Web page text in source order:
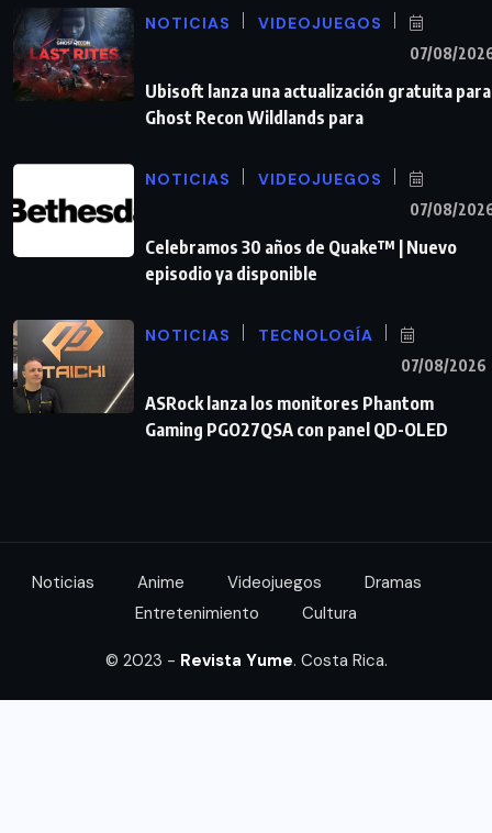
NOTICIAS VIDEOJUEGOS
07/08/
Ubisoft lanza una actualización gratuita para
Ghost Recon Wildlands para
NOTICIAS VIDEOJUEGOS
07/08/
Celebramos 30 años de Quake™ | Nuevo
episodio ya disponible
NOTICIAS TECNOLOGÍA
07/08/2026
ASRock lanza los monitores Phantom
Gaming PGO27QSA con panel QD-OLED
Noticias Anime Videojuegos
Dramas
Entretenimiento
Cultura
© 2023 - Revista Yume. Costa Rica.